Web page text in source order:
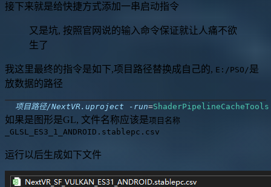
接下来就是给快捷方式添加一串启动指令
又是坑, 按照官网说的输入命令保证就让人痛不欲
生了
我这里最终的指令是如下,项目路径替换成自己的, E:/PSO/是
放数据的路径
项目路径/NextVR.uproject -run=
如果是图形是GL, 文件名称应该是项目名称
_GLSL_ES3_1_ANDROID.stablepc.csv
运行以后生成如下文件